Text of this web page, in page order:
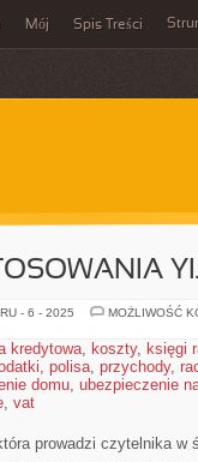
Mój Spis Treści
- 6 - 2025
MOŻLIWOŚĆ
kredytowa, koszty, księgi
, polisa, przychody,
domu, ubezpieczenie
, vat
prowadzi czytelnika w